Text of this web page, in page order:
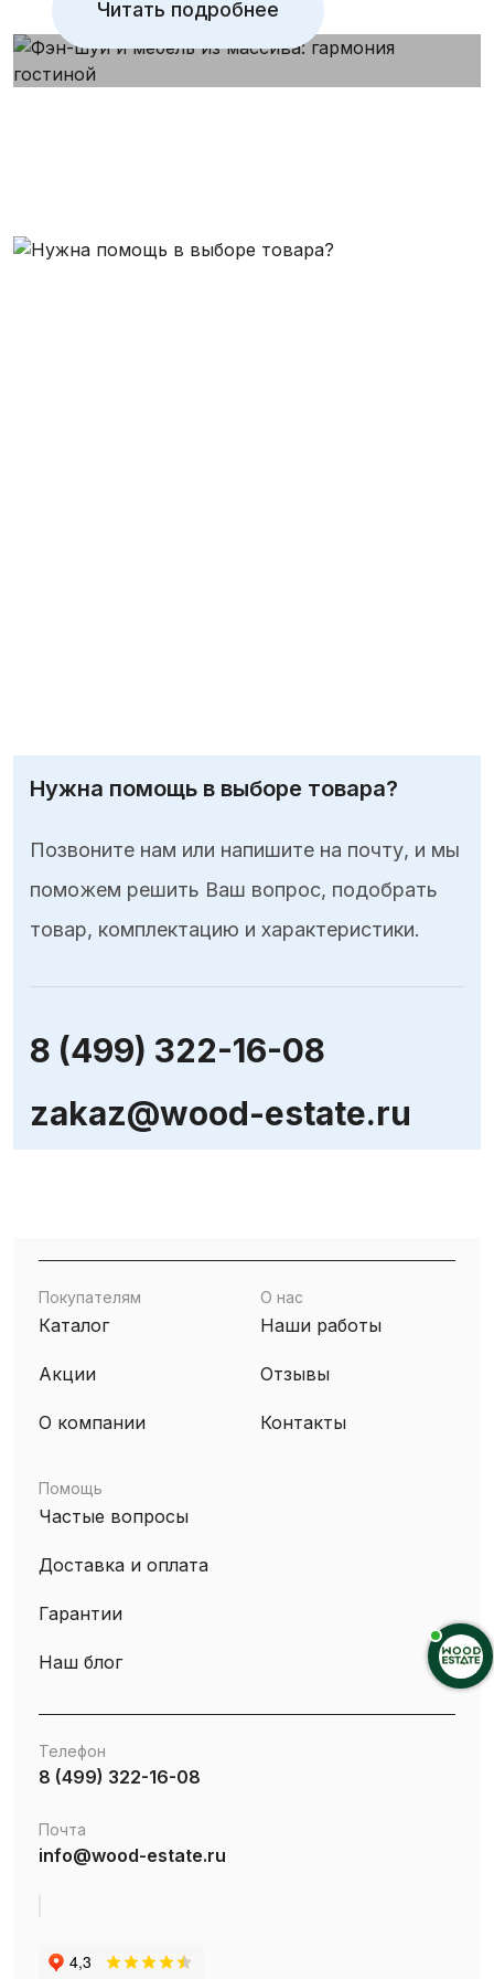
Комплектация шкафа антресолями
Индивидуальный цвет/размер/комплектация
Читать подробнее
Нужна помощь в выборе товара?
Позвоните нам или напишите на почту, и мы
поможем решить Ваш вопрос, подобрать
товар, комплектацию и характеристики.
8 (499) 322-16-08
zakaz@wood-estate.ru
Покупателям
Каталог
Акции
О компании
О нас
Наши работы
Отзывы
Контакты
Помощь
Частые вопросы
Доставка и оплата
Гарантии
Наш блог
Телефон
8 (499) 322-16-08
Почта
info@wood-estate.ru